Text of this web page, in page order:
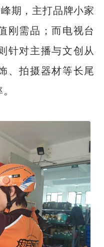
期，主打品牌小家
刚需品；而电视台
针对主播与文创从
、拍摄器材等长尾